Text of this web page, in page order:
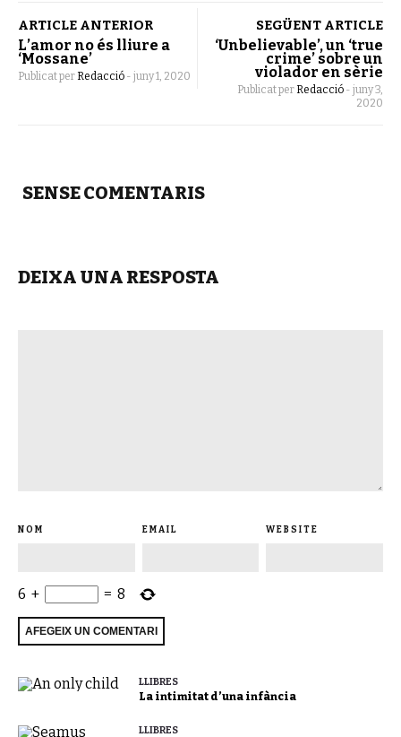
ARTICLE ANTERIOR
L’amor no és lliure a
‘Mossane’
Publicat per Redacció - juny 1, 2020
SEGÜENT ARTICLE
‘Unbelievable’, un ‘true
crime’ sobre un
violador en sèrie
Publicat per Redacció - juny 3,
2020
SENSE COMENTARIS
DEIXA UNA RESPOSTA
NOM EMAIL WEBSITE
6 + = 8
LLIBRES
La intimitat d’una infància
LLIBRES